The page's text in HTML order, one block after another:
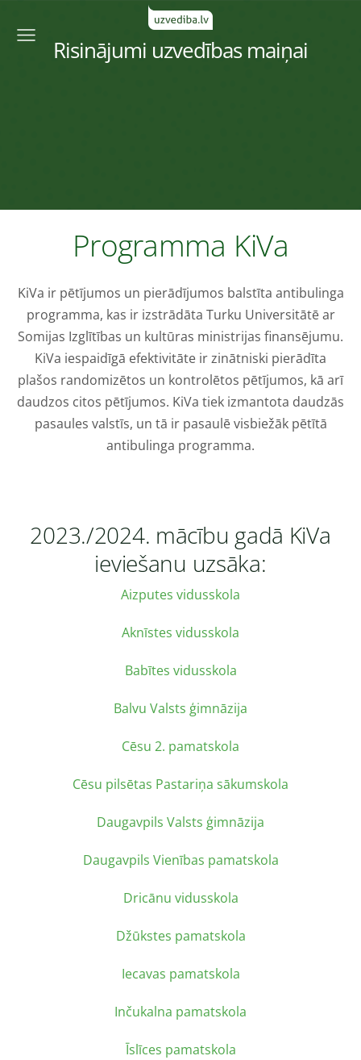
Risinājumi uzvedības maiņai
Programma KiVa
KiVa ir pētījumos un pierādījumos balstīta antibulinga
programma, kas ir izstrādāta Turku Universitātē ar
Somijas Izglītības un kultūras ministrijas finansējumu.
KiVa iespaidīgā efektivitāte ir zinātniski pierādīta
plašos randomizētos un kontrolētos pētījumos, kā arī
daudzos citos pētījumos. KiVa tiek izmantota daudzās
pasaules valstīs, un tā ir pasaulē visbiežāk pētītā
antibulinga programma.
2023./2024. mācību gadā KiVa
ieviešanu uzsāka:
Aizputes vidusskola
Aknīstes vidusskola
Babītes vidusskola
Balvu Valsts ģimnāzija
Cēsu 2. pamatskola
Cēsu pilsētas Pastariņa sākumskola
Daugavpils Valsts ģimnāzija
Daugavpils Vienības pamatskola
Dricānu vidusskola
Džūkstes pamatskola
Iecavas pamatskola
Inčukalna pamatskola
Īslīces pamatskola